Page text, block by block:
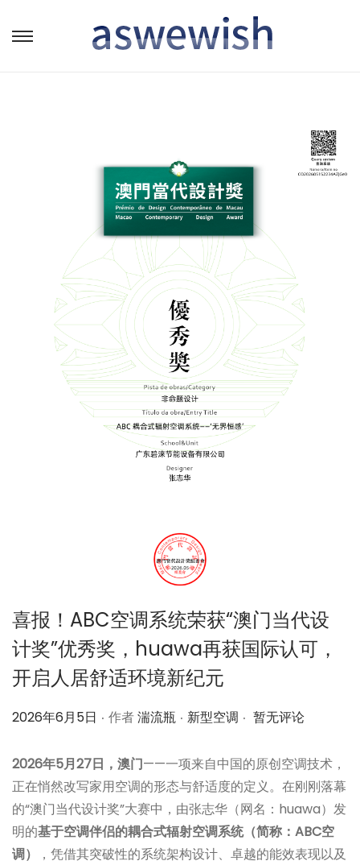
转
跳
喜报！ABC空调系统荣获“澳门当代设
计奖”优秀奖，huawa再获国际认可，
开启人居舒适环境新纪元
作
2026年6月5日 . 作者湍流瓶 . 作
新型空调 . 暂无评论
2026年5月27日，澳门——一项来自中国的原创空调技术，
正在悄然改写家用空调的形态与舒适度的定义。在刚刚落幕
的“澳门当代设计奖”大赛中，由张志华（网名：huawa）发
明的基于空调伴侣的耦合式辐射空调系统（简称：ABC空
调）
，凭借其突破性的系统架构设计、卓越的能效表现以及